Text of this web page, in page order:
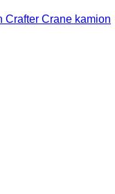
Crafter Crane kamion